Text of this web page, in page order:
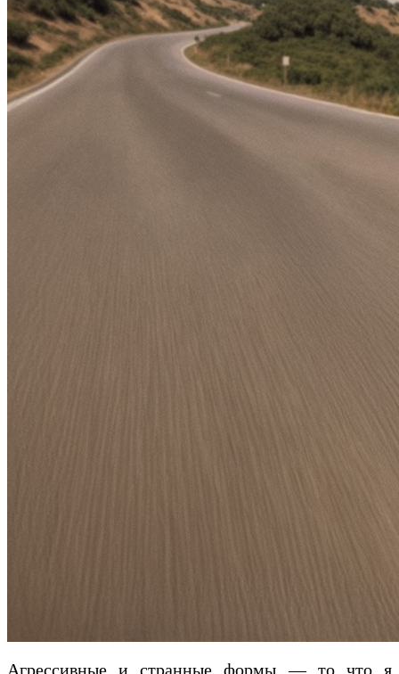
Агрессивные и странные формы — то что я